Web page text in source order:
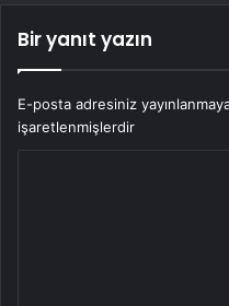
Bir yanıt yazın
E-posta adresiniz
işaretlenmişlerdir